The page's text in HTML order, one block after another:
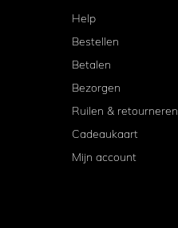
Help
Bestellen
Betalen
Bezorgen
Ruilen & retourneren
Cadeaukaart
Mijn account